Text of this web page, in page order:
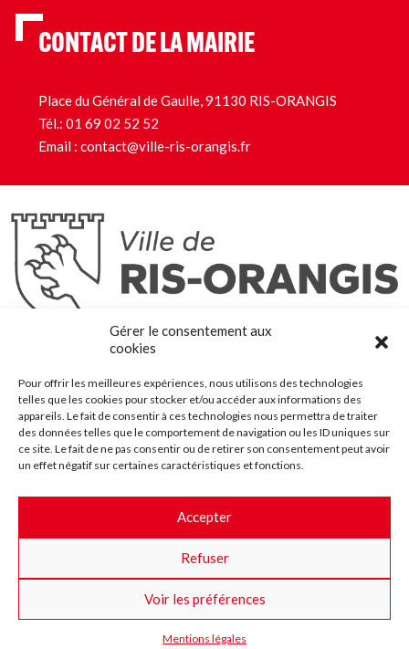
Gérer le consentement aux
cookies
Pour offrir les meilleures expériences, nous utilisons des technologies
telles que les cookies pour stocker et/ou accéder aux informations des
appareils. Le fait de consentir à ces technologies nous permettra de traiter
des données telles que le comportement de navigation ou les ID uniques sur
ce site. Le fait de ne pas consentir ou de retirer son consentement peut avoir
un effet négatif sur certaines caractéristiques et fonctions.
Accepter
Refuser
Voir les préférences
Mentions légales
CONTACT DE LA MAIRIE
Place du Général de Gaulle, 91130 RIS-ORANGIS
Tél.: 01 69 02 52 52
Email : contact@ville-ris-orangis.fr
Ris-Orangis
@2022 — Tous droits réservés
Plan du site
Contact
Accessibilité
Crédits
Les marchés publics
Suggestions & Améliorations
Facebook
InstaTwitterYoutube